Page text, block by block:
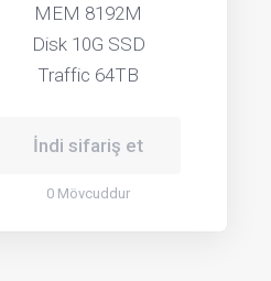
MEM 8192M
Disk 10G SSD
Traffic 64TB
İndi sifariş et
0 Mövcuddur